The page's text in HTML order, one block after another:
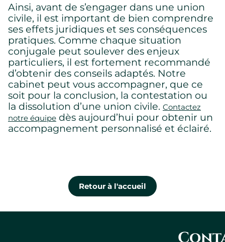
Ainsi, avant de s’engager dans une union
civile, il est important de bien comprendre
ses effets juridiques et ses conséquences
pratiques. Comme chaque situation
conjugale peut soulever des enjeux
particuliers, il est fortement recommandé
d’obtenir des conseils adaptés. Notre
cabinet peut vous accompagner, que ce
soit pour la conclusion, la contestation ou
la dissolution d’une union civile. Contactez
notre équipe dès aujourd’hui pour obtenir un
accompagnement personnalisé et éclairé.
Retour à l'accueil